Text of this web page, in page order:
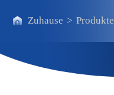
Zuhause > Produkte